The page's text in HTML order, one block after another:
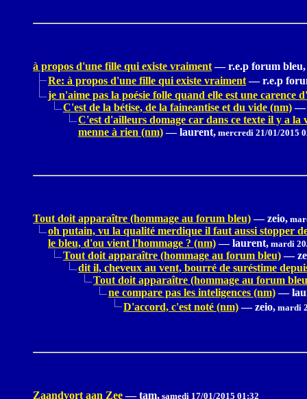
à propos d'une fille qui existe vraiment — r.e.p forum bleu,
Re: à propos d'une fille qui existe vraiment — r.e.p
je n'aime pas la poésie folle quand elle est une carence
C'est de la bétise, de la faineantise et du vide (nm) —
C'est d'ailleurs domage car dans ce texte il y a
menne à rien (nm) — laurent, mercredi 21/01/2015
Tout doit apparaître (hommage au forum bleu) — zeio,
oh putain, vu la qualité merdique il faut aussi stopper
le bleu, d'ou vient l'hommage ? (nm) — laurent, mardi
Tout doit apparaître (hommage au forum bleu) —
dit il, cheveux au vent, bourré de suréstime
Tout doit apparaître (hommage au forum
ne compare pas les inteligences (nm) —
D'accord, c'est noté (nm) — zeio, mardi
Zaandvort aan Zee — tam, samedi 17/01/2015 01:32